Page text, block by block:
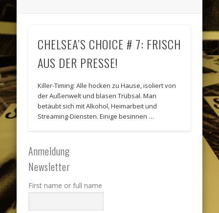
CHELSEA’S CHOICE # 7: FRISCH
AUS DER PRESSE!
Killer-Timing: Alle hocken zu Hause, isoliert von
der Außenwelt und blasen Trübsal. Man
betäubt sich mit Alkohol, Heimarbeit und
Streaming-Diensten. Einige besinnen …
Anmeldung
Newsletter
First name or full name